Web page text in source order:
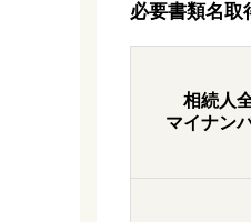
必要書類名取
相続人
マイナン